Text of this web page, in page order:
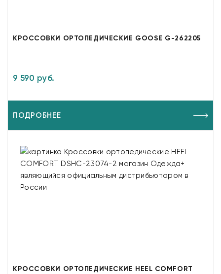
КРОССОВКИ ОРТОПЕДИЧЕСКИЕ GOOSE G-262205
9 590 руб.
ПОДРОБНЕЕ
КРОССОВКИ ОРТОПЕДИЧЕСКИЕ HEEL COMFORT